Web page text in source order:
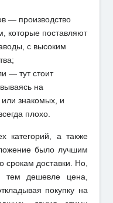
— производство
которые поставляют
с высоким
— тут стоит
на
знакомых, и
плохо.
категорий, а также
было лучшим
срокам доставки. Но,
тем дешевле цена,
покупку на